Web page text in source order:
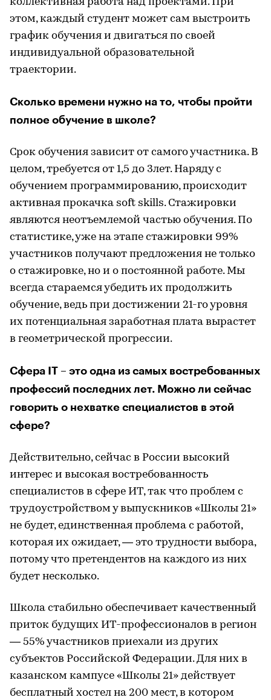
коллективная работа над проектами. При
этом, каждый студент может сам выстроить
график обучения и двигаться по своей
индивидуальной образовательной
траектории.
Сколько времени нужно на то, чтобы пройти
полное обучение в школе?
Срок обучения зависит от самого участника. В
целом, требуется от 1,5 до 3лет. Наряду с
обучением программированию, происходит
активная прокачка soft skills. Стажировки
являются неотъемлемой частью обучения. По
статистике, уже на этапе стажировки 99%
участников получают предложения не только
о стажировке, но и о постоянной работе. Мы
всегда стараемся убедить их продолжить
обучение, ведь при достижении 21-го уровня
их потенциальная заработная плата вырастет
в геометрической прогрессии.
Сфера IT – это одна из самых востребованных
профессий последних лет. Можно ли сейчас
говорить о нехватке специалистов в этой
сфере?
Действительно, сейчас в России высокий
интерес и высокая востребованность
специалистов в сфере ИТ, так что проблем с
трудоустройством у выпускников «Школы 21»
не будет, единственная проблема с работой,
которая их ожидает, — это трудности выбора,
потому что претендентов на каждого из них
будет несколько.
Школа стабильно обеспечивает качественный
приток будущих ИТ-профессионалов в регион
— 55% участников приехали из других
субъектов Российской Федерации. Для них в
казанском кампусе «Школы 21» действует
бесплатный хостел на 200 мест, в котором